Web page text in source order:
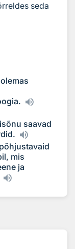
seda
saavad
mis
ja